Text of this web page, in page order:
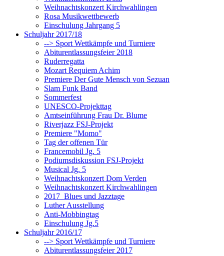
Weihnachtskonzert Kirchwahlingen
Rosa Musikwettbewerb
Einschulung Jahrgang 5
Schuljahr 2017/18
--> Sport Wettkämpfe und Turniere
Abiturentlassungsfeier 2018
Ruderregatta
Mozart Requiem Achim
Premiere Der Gute Mensch von Sezuan
Slam Funk Band
Sommerfest
UNESCO-Projekttag
Amtseinführung Frau Dr. Blume
Riverjazz FSJ-Projekt
Premiere "Momo"
Tag der offenen Tür
Francemobil Jg. 5
Podiumsdiskussion FSJ-Projekt
Musical Jg. 5
Weihnachtskonzert Dom Verden
Weihnachtskonzert Kirchwahlingen
2017_Blues und Jazztage
Luther Ausstellung
Anti-Mobbingtag
Einschulung Jg.5
Schuljahr 2016/17
--> Sport Wettkämpfe und Turniere
Abiturentlassungsfeier 2017